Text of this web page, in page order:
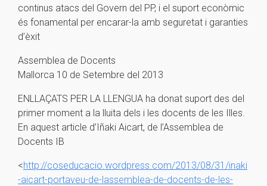
continus atacs del Govern del PP, i el suport econòmic
és fonamental per encarar-la amb seguretat i garanties
d’èxit
Assemblea de Docents
Mallorca 10 de Setembre del 2013
ENLLAÇATS PER LA LLENGUA ha donat suport des del
primer moment a la lluita dels i les docents de les Illes.
En aquest article d’Iñaki Aicart, de l’Assemblea de
Docents IB
<http://coseducacio.wordpress.com/2013/08/31/inaki
-aicart-portaveu-de-lassemblea-de-docents-de-les-